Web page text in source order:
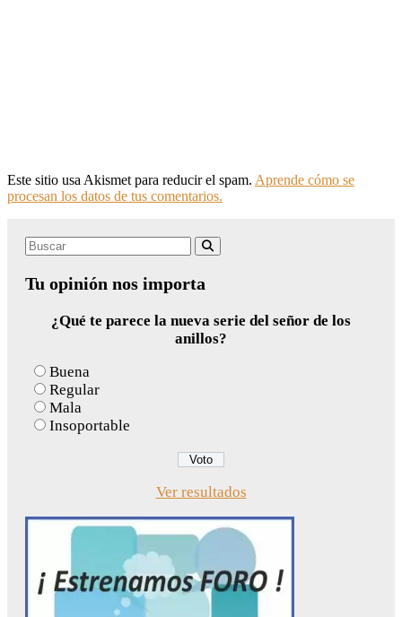
Este sitio usa Akismet para reducir el spam. Aprende cómo se
procesan los datos de tus comentarios.
Search
Tu opinión nos importa
¿Qué te parece la nueva serie del señor de los
anillos?
Buena
Regular
Mala
Insoportable
Ver resultados